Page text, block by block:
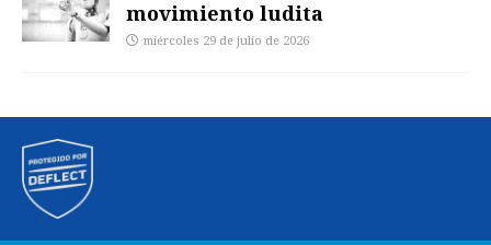
movimiento ludita
miércoles 29 de julio de 2026